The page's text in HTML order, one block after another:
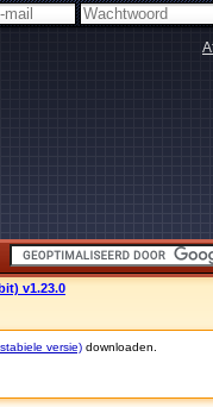
v1.23.0
versie) downloaden.